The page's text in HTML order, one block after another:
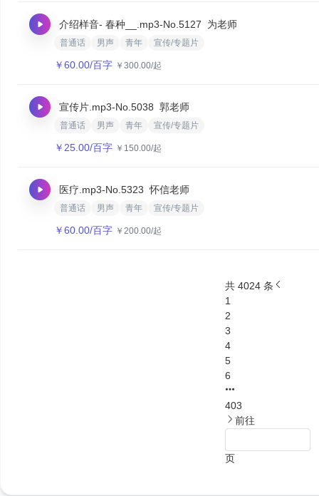
介绍样音- 春种__.mp3-No.5127 为老师
普通话 男声 青年 宣传/专题片
￥60.00/百字 ￥ 300.00/起
宣传片.mp3-No.5038 郭老师
普通话 男声 青年 宣传/专题片
￥ 25.00/百字 ￥ 150.00/起
医疗.mp3-No.5323 怀信老师
普通话 男声 青年 宣传/专题片
￥60.00/百字 ￥ 200.00/起
共 4024 条
1
2
3
4
5
6
403
前往
页